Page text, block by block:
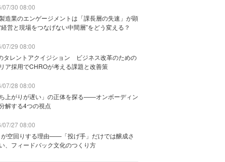
07/30 08:00
造業のエンゲージメントは「課長層の失速」が顕
営と現場をつなげない中間層”をどう変える？
07/29 08:00
タレントアクイジション ビジネス改革のための
ア採用でCHROが考える課題と改善策
07/28 08:00
ち上がりが遅い」の正体を探る——オンボーディン
解する4つの視点
07/27 08:00
空回りする理由——「投げ手」だけでは醸成さ
、フィードバック文化のつくり方